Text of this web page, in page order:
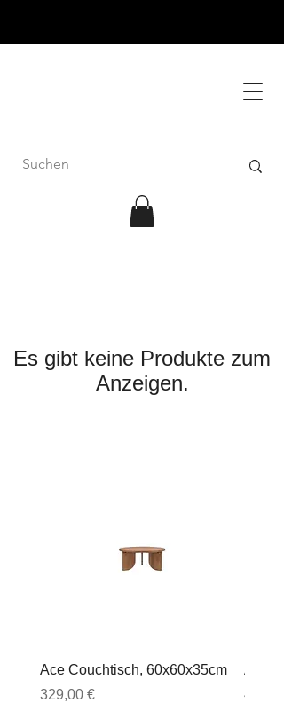
Es gibt keine Produkte zum
Anzeigen.
Ace Couchtisch, 60x60x35cm
Preis
329,00 €
Ace
Preis
449,00